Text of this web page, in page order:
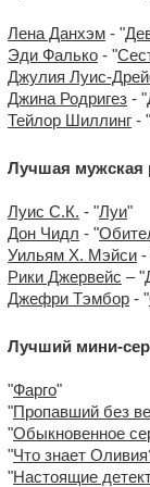
Лена Данхэм - "
Эди Фалько - "
Джулия Луис-
Джина Родригез - "
Тейлор Шиллинг - "
Лучшая мужская
Луис С.К. - "Луи"
Дон Чидл - "
Уильям Х. Мэйси -
Рики Джервейс – "
Джефри Тэмбор - "
Лучший мини-
"Фарго"
"Пропавший без
"Обыкновенное
"Что знает
"Настоящие